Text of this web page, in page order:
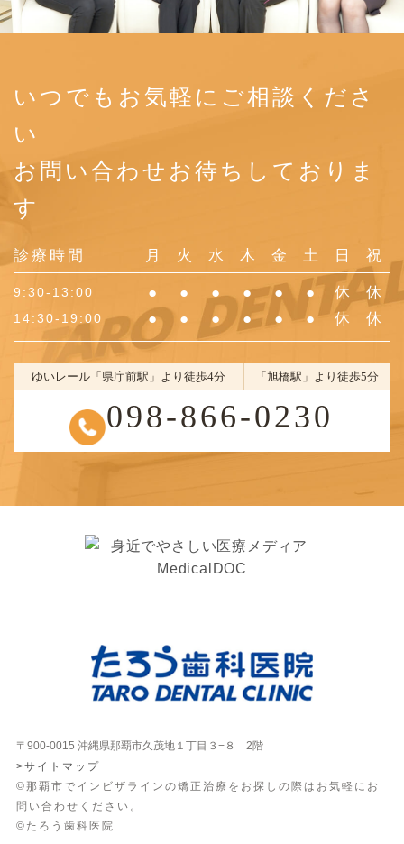
いつでもお気軽にご相談くださ
い
お問い合わせお待ちしておりま
す
診療時間 月 火 水 木 金 土 日 祝
9:30-13:00 ● ● ● ● ● ● 休 休
14:30-19:00 ● ● ● ● ● ● 休 休
ゆいレール「県庁前駅」より徒歩4分 「旭橋駅」より徒歩5分
098-866-0230
〒900-0015 沖縄県那覇市久茂地１丁目３−８ 2階
>サイトマップ
©那覇市でインビザラインの矯正治療をお探しの際はお気軽にお
問い合わせください。
©たろう歯科医院